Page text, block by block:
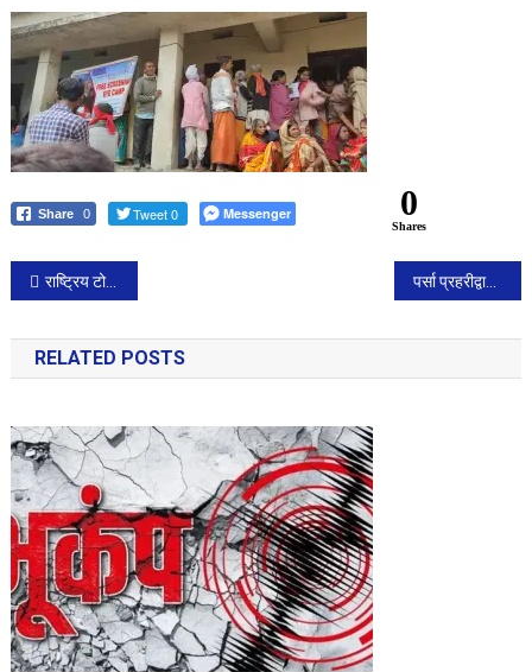
Share 0 Tweet 0 Messenger 0
Shares
Post
navigation
राष्ट्रिय टोलीको बन्द प्रशिक्षणमा सन्दीप समावेश। पर्सा प्रहरीद्वारा स्रोत नखुलेको रकम सहित एक ब्यक्ति पक्राउ ।
RELATED POSTS